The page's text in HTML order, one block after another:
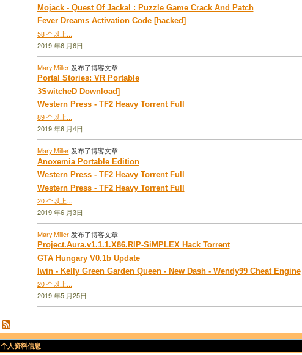
Mojack - Quest Of Jackal : Puzzle Game Crack And Patch
Fever Dreams Activation Code [hacked]
58 个以上...
2019 年6 月6日
Mary Miller发布了博客文章
Portal Stories: VR Portable
3SwitcheD Download]
Western Press - TF2 Heavy Torrent Full
89 个以上...
2019 年6 月4日
Mary Miller发布了博客文章
Anoxemia Portable Edition
Western Press - TF2 Heavy Torrent Full
Western Press - TF2 Heavy Torrent Full
20 个以上...
2019 年6 月3日
Mary Miller发布了博客文章
Project.Aura.v1.1.1.X86.RIP-SiMPLEX Hack Torrent
GTA Hungary V0.1b Update
Iwin - Kelly Green Garden Queen - New Dash - Wendy99 Cheat Engine
20 个以上...
2019 年5 月25日
个人资料信息